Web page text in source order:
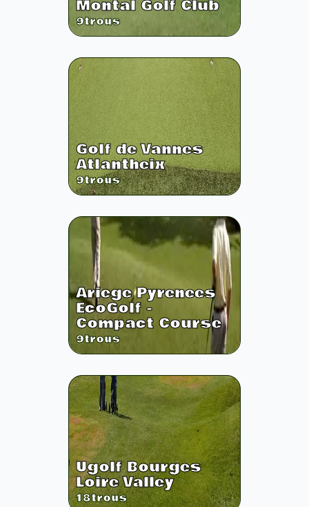
Montal Golf Club
9trous
Golf de Vannes
Atlantheix
9trous
Ariege Pyrenees
EcoGolf -
Compact Course
9trous
Ugolf Bourges
Loire Valley
18trous